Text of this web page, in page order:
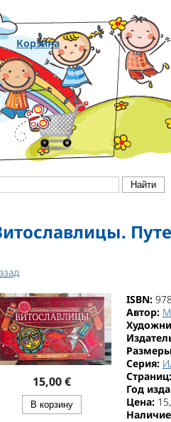
Корзина
15,00 €
ISBN:
Автор:
Серия:
Страниц:
Год
Цена: